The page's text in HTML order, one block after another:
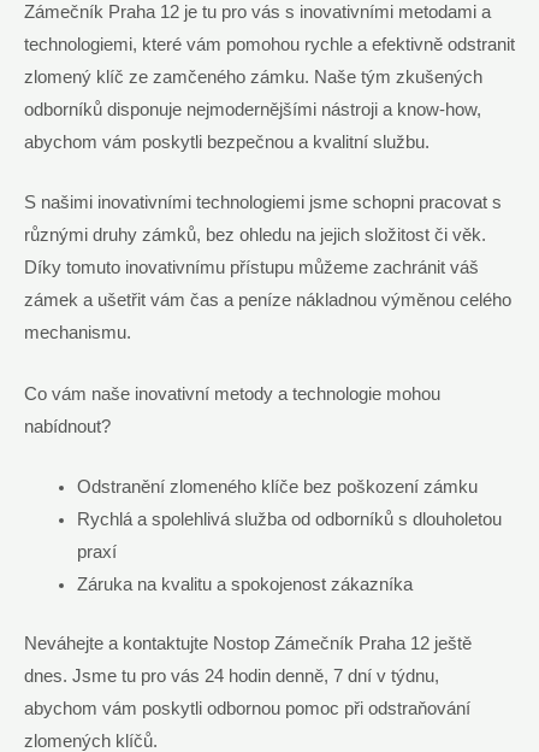
Zámečník Praha 12 je tu pro vás s inovativními metodami a
technologiemi, které vám pomohou rychle a efektivně odstranit
zlomený klíč ze zamčeného zámku. Naše tým zkušených
odborníků disponuje nejmodernějšími nástroji a know-how,
abychom vám poskytli bezpečnou a kvalitní službu.
S našimi inovativními technologiemi jsme schopni pracovat s
různými druhy zámků, bez ohledu na jejich složitost či věk.
Díky tomuto inovativnímu přístupu můžeme zachránit váš
zámek a ušetřit vám čas a peníze nákladnou výměnou celého
mechanismu.
Co vám naše inovativní metody a technologie mohou
nabídnout?
Odstranění zlomeného klíče bez poškození zámku
Rychlá a spolehlivá služba od odborníků s dlouholetou
praxí
Záruka na kvalitu a spokojenost zákazníka
Neváhejte a kontaktujte Nostop Zámečník Praha 12 ještě
dnes. Jsme tu pro vás 24 hodin denně, 7 dní v týdnu,
abychom vám poskytli odbornou pomoc při odstraňování
zlomených klíčů.